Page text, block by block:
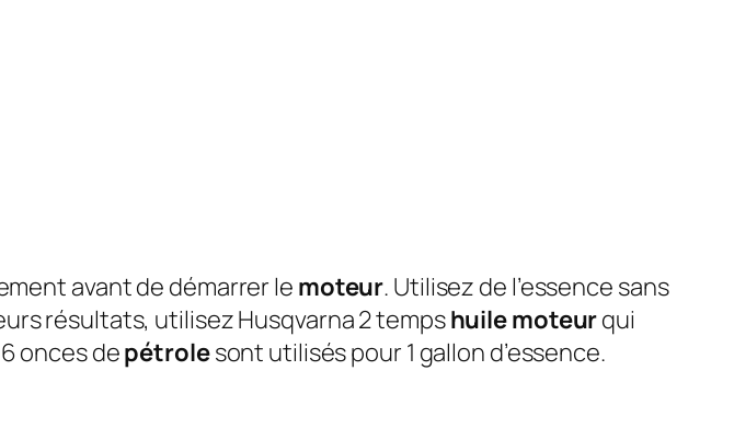
avant de démarrer lemoteur. Utilisez de l’essence sans
résultats, utilisez Husqvarna 2 tempshuile moteurqui
onces depétrolesont utilisés pour 1 gallon d’essence.